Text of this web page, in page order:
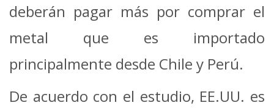
deberán pagar más por comprar el
metal que es importado
principalmente desde Chile y Perú.
De acuerdo con el estudio, EE.UU. es